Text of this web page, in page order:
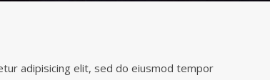
adipisicing elit, sed do eiusmod tempor